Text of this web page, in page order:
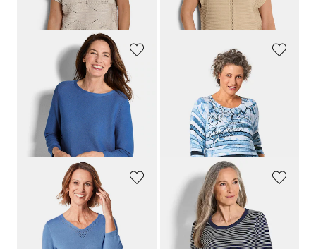
dagen**: 59,95 €
(-16%)
dagen**: 69,95 €
(-14%)
GOLDNER
Tricot pullover van puur katoen
69,95 €
+ 2
119,95 €
Laagste prijs van de afgelopen 30
dagen**: 89,95 € (-22%)
49,95 €69,95 €
GOLDNER
Tricot pullover van katoen
+ 1